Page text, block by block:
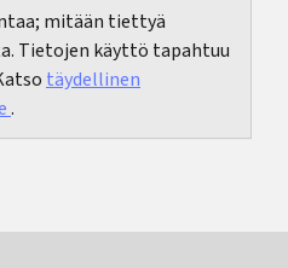
mitään tiettyä
Tietojen käyttö tapahtuu
täydellinen
.